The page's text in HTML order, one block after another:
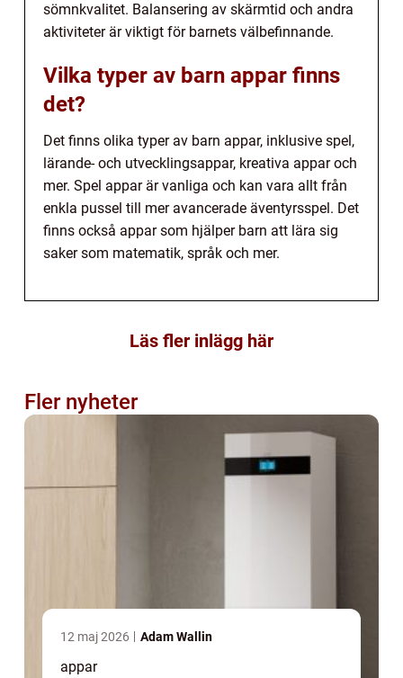
sömnkvalitet. Balansering av skärmtid och andra
aktiviteter är viktigt för barnets välbefinnande.
Vilka typer av barn appar finns
det?
Det finns olika typer av barn appar, inklusive spel,
lärande- och utvecklingsappar, kreativa appar och
mer. Spel appar är vanliga och kan vara allt från
enkla pussel till mer avancerade äventyrsspel. Det
finns också appar som hjälper barn att lära sig
saker som matematik, språk och mer.
Läs fler inlägg här
Fler nyheter
12 maj 2026 Adam Wallin
appar